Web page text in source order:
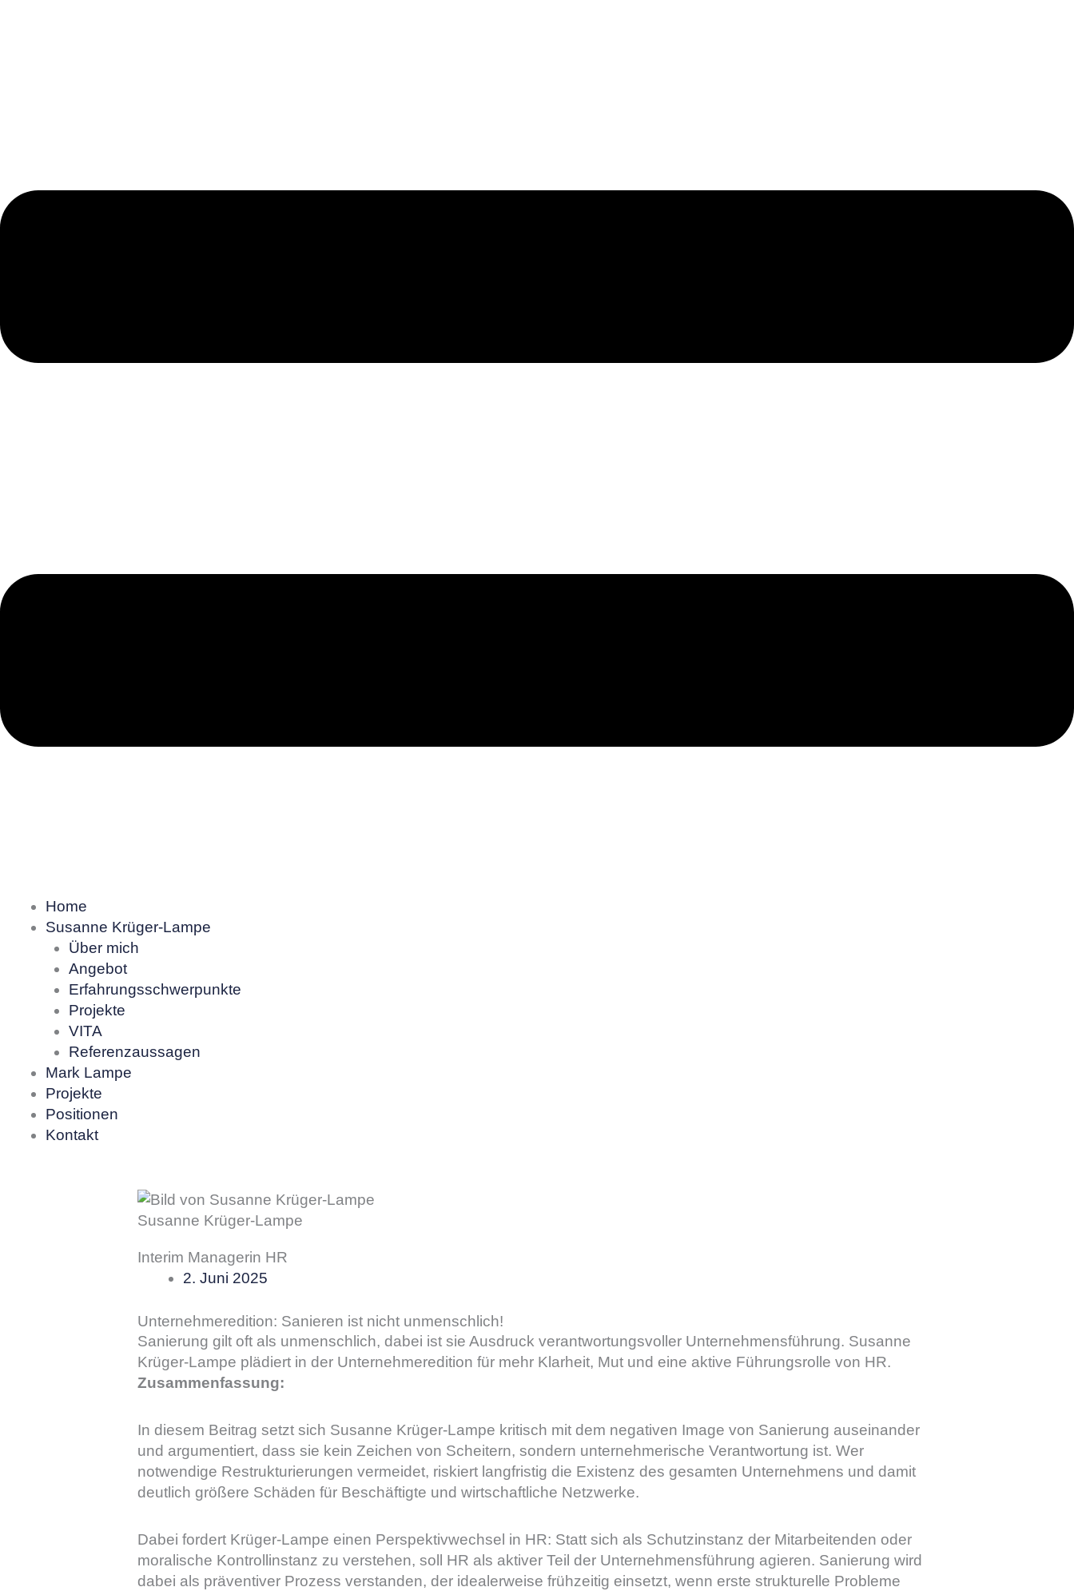
Home
Susanne Krüger-Lampe
Über mich
Angebot
Erfahrungsschwerpunkte
Projekte
VITA
Referenzaussagen
Mark Lampe
Projekte
Positionen
Kontakt
Susanne Krüger-Lampe
Interim Managerin HR
2. Juni 2025
Unternehmeredition: Sanieren ist nicht unmenschlich!
Sanierung gilt oft als unmenschlich, dabei ist sie Ausdruck verantwortungsvoller Unternehmensführung. Susanne
Krüger-Lampe plädiert in der Unternehmeredition für mehr Klarheit, Mut und eine aktive Führungsrolle von HR.
Zusammenfassung:
In diesem Beitrag setzt sich Susanne Krüger-Lampe kritisch mit dem negativen Image von Sanierung auseinander
und argumentiert, dass sie kein Zeichen von Scheitern, sondern unternehmerische Verantwortung ist. Wer
notwendige Restrukturierungen vermeidet, riskiert langfristig die Existenz des gesamten Unternehmens und damit
deutlich größere Schäden für Beschäftigte und wirtschaftliche Netzwerke.
Dabei fordert Krüger-Lampe einen Perspektivwechsel in HR: Statt sich als Schutzinstanz der Mitarbeitenden oder
moralische Kontrollinstanz zu verstehen, soll HR als aktiver Teil der Unternehmensführung agieren. Sanierung wird
dabei als präventiver Prozess verstanden, der idealerweise frühzeitig einsetzt, wenn erste strukturelle Probleme